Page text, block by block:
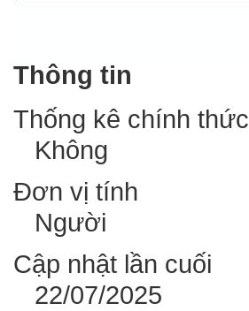
Thông tin
Thống kê chính thức
Không
Đơn vị tính
Người
Cập nhật lần cuối
22/07/2025